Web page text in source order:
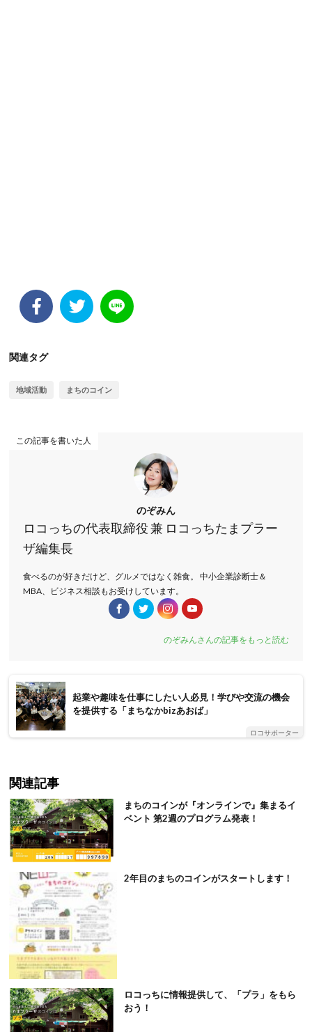
関連タグ
地域活動 まちのコイン
この記事を書いた人
のぞみん
ロコっちの代表取締役 兼 ロコっちたまプラー
ザ編集長
食べるのが好きだけど、グルメではなく雑食。 中小企業診断士＆
MBA、ビジネス相談もお受けしています。
のぞみんさんの記事をもっと読む
起業や趣味を仕事にしたい人必見！学びや交流の機会
を提供する「まちなかbizあおば」
ロコサポーター
関連記事
まちのコインが『オンラインで』集まるイ
ベント 第2週のプログラム発表！
2年目のまちのコインがスタートします！
ロコっちに情報提供して、「プラ」をもら
おう！